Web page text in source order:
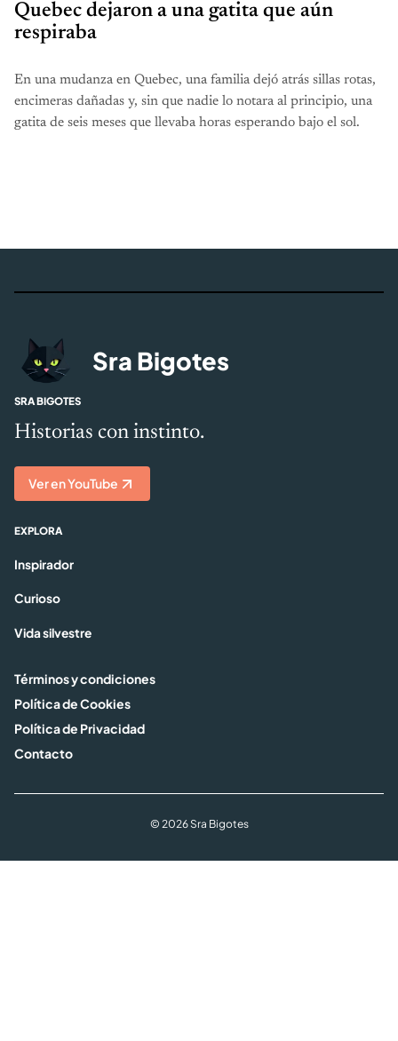
Quebec dejaron a una gatita que aún
respiraba
En una mudanza en Quebec, una familia dejó atrás sillas rotas,
encimeras dañadas y, sin que nadie lo notara al principio, una
gatita de seis meses que llevaba horas esperando bajo el sol.
Sra Bigotes
SRA BIGOTES
Historias con instinto.
Ver en YouTube
EXPLORA
Inspirador
Curioso
Vida silvestre
Términos y condiciones
Política de Cookies
Política de Privacidad
Contacto
© 2026 Sra Bigotes